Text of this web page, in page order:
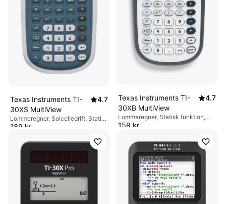
Texas Instruments TI-
30XS MultiView
4.7
Lommeregner, Solcelledrift, Statisk
funktion, Ligningsløser,
189 kr.
9+ butikker
Texas Instruments TI-
30XB MultiView
4.7
Lommeregner, Statisk funktion,
Ligningsløser, Batteridrevet,
159 kr.
9+ butikker